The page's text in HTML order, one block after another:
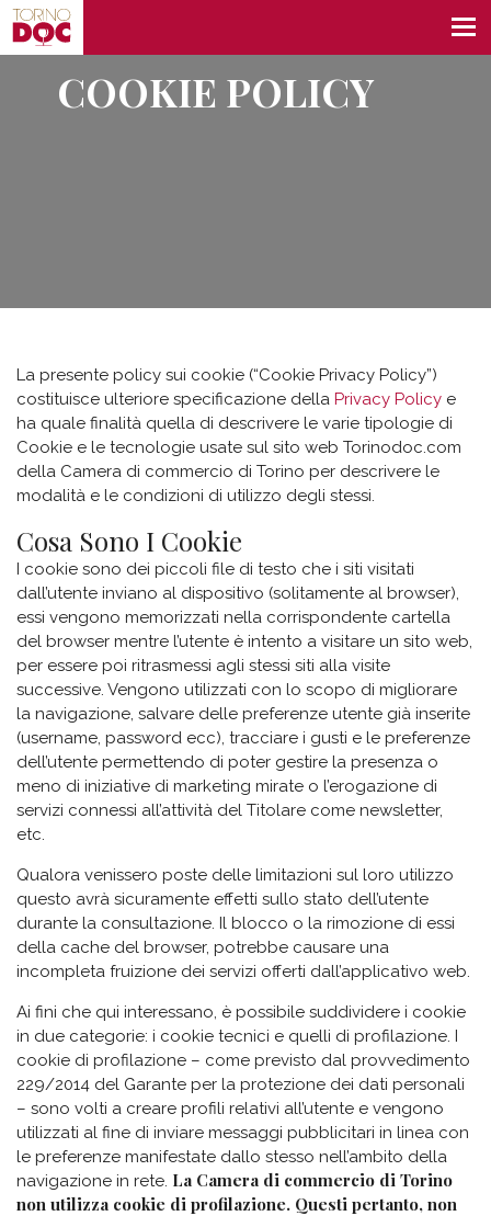
COOKIE POLICY
La presente policy sui cookie (“Cookie Privacy Policy”)
costituisce ulteriore specificazione della Privacy Policy e
ha quale finalità quella di descrivere le varie tipologie di
Cookie e le tecnologie usate sul sito web Torinodoc.com
della Camera di commercio di Torino per descrivere le
modalità e le condizioni di utilizzo degli stessi.
Cosa Sono I Cookie
I cookie sono dei piccoli file di testo che i siti visitati
dall’utente inviano al dispositivo (solitamente al browser),
essi vengono memorizzati nella corrispondente cartella
del browser mentre l’utente è intento a visitare un sito web,
per essere poi ritrasmessi agli stessi siti alla visite
successive. Vengono utilizzati con lo scopo di migliorare
la navigazione, salvare delle preferenze utente già inserite
(username, password ecc), tracciare i gusti e le preferenze
dell’utente permettendo di poter gestire la presenza o
meno di iniziative di marketing mirate o l’erogazione di
servizi connessi all’attività del Titolare come newsletter,
etc.
Qualora venissero poste delle limitazioni sul loro utilizzo
questo avrà sicuramente effetti sullo stato dell’utente
durante la consultazione. Il blocco o la rimozione di essi
della cache del browser, potrebbe causare una
incompleta fruizione dei servizi offerti dall’applicativo web.
Ai fini che qui interessano, è possibile suddividere i cookie
in due categorie: i cookie tecnici e quelli di profilazione. I
cookie di profilazione – come previsto dal provvedimento
229/2014 del Garante per la protezione dei dati personali
– sono volti a creare profili relativi all’utente e vengono
utilizzati al fine di inviare messaggi pubblicitari in linea con
le preferenze manifestate dallo stesso nell’ambito della
navigazione in rete. La Camera di commercio di Torino
non utilizza cookie di profilazione. Questi pertanto, non